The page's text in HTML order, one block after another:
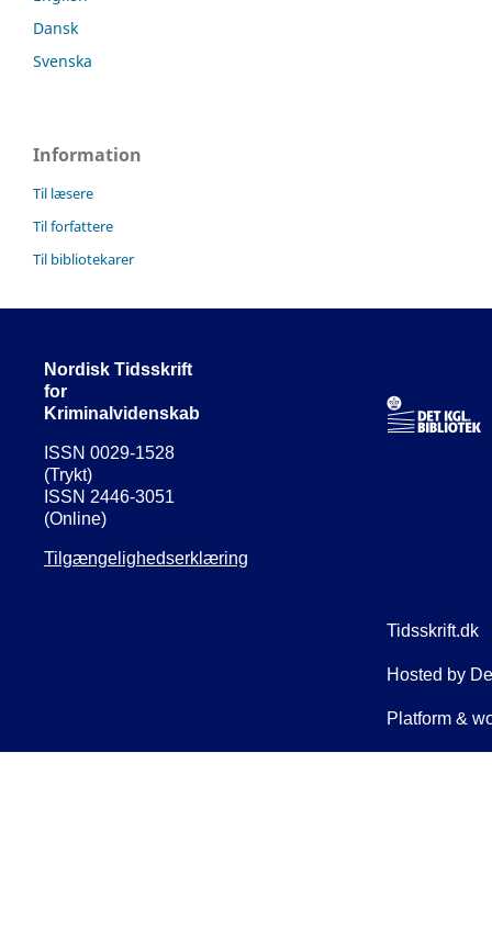
Dansk
Svenska
Information
Til læsere
Til forfattere
Til bibliotekarer
Nordisk Tidsskrift
for
Kriminalvidenskab
ISSN 0029-1528
(Trykt)
ISSN 2446-3051
(Online)
Tilgængelighedserklæring